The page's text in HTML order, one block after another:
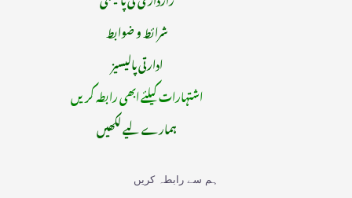
شرائط و ضوابط
ادارتی پالیسیز
اشتہارات کیلئے ابھی رابطہ کریں
ہمارے لیے لکھیں
ہم سے رابطہ کریں